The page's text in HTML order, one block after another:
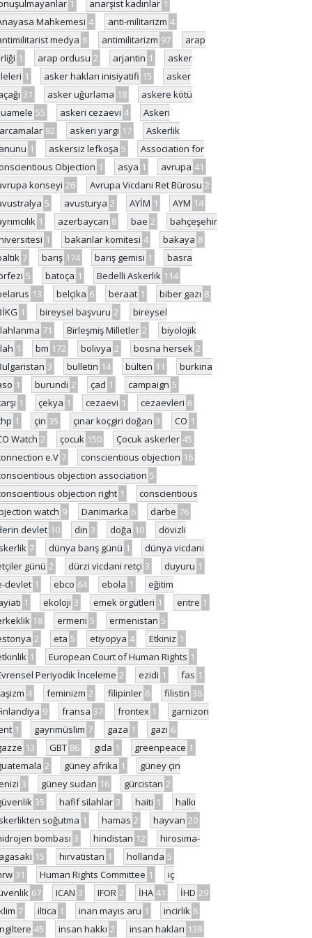
1 anarşist kadınlar 1
Mahkemesi 4 anti-militarizm 4
medya 8 antimilitarizm 97
arap
1 arap ordusu 2 arjantin 1
asker
1 asker hakları inisiyatifi 15
asker
31 asker uğurlama 18
askere kötü
55 askeri cezaevi 4
Askeri
92 askeri yargı 17
Askerlik
1 askersiz lefkoşa 5
Association for
Objection 1 asya 1 avrupa 41
konseyi 26 Avrupa Vicdani Ret Bürosu 2
5 avusturya 2 AYİM 1 AYM 14
1 azerbaycan 8 bae 2
bahçeşehir
1 bakanlar komitesi 4 bakaya 8
7 barış 174 barış gemisi 1
basra
5 batoça 1 Bedelli Askerlik 114
13 belçika 6 beraat 1 biber gazı 8
1 bireysel başvuru 2
bireysel
71 Birleşmiş Milletler 2
biyolojik
1 bm 172 bolivya 2 bosna hersek 2
3 bulletin 14 bülten 11
burkina
1 burundi 2 çad 1 campaign 5
1 çekya 1 cezaevi 1 cezaevleri 6
1 çin 35 çınar koçgiri doğan 3 CO 1
Watch 2 çocuk 150 Çocuk askerler 45
e.V 7 conscientious objection 16
objection association 5
objection right 1
conscientious
watch 9 Danimarka 6 darbe 76
devlet 10 din 3 doğa 10
dövizli
7 dünya barış günü 1
dünya vicdani
günü 2 dürzi vicdani retçi 3 duyuru 1
devlet 1 ebco 64 ebola 1
eğitim
1 ekoloji 3 emek örgütleri 1 eritre 1
18 ermeni 5 ermenistan 5
2 eta 5 etiyopya 4 Etkiniz 1
1 European Court of Human Rights 1
Periyodik İnceleme 2 ezidi 1 fas 1
4 feminizm 2 filipinler 6 filistin 36
9 fransa 37 frontex 1
garnizon
1 gayrimüslim 7 gaza 1 gazi 6
13 GBT 86 gıda 1 greenpeace 1
2 güney afrika 1
güney çin
3 güney sudan 16 gürcistan 2
35 hafif silahlar 3 haiti 1
halkı
soğutma 1 hamas 2 hayvan 20
bombası 3 hindistan 12
hirosima-
15 hırvatistan 1 hollanda 5
31 Human Rights Committee 1
iç
67 ICAN 3 IFOR 2 İHA 41 İHD 29
7 iltica 1 inan mayıs aru 1 incirlik 6
45 insan hakkı 2 insan hakları 138